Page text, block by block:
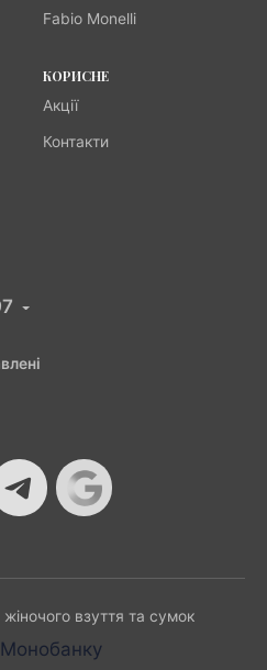
Fabio Monelli
КОРИСНЕ
Акції
Контакти
взуття та сумок
Монобанку